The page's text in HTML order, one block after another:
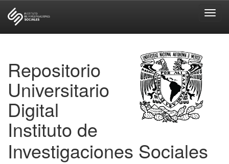
Repositorio
Universitario
Digital
Instituto de
Investigaciones Sociales